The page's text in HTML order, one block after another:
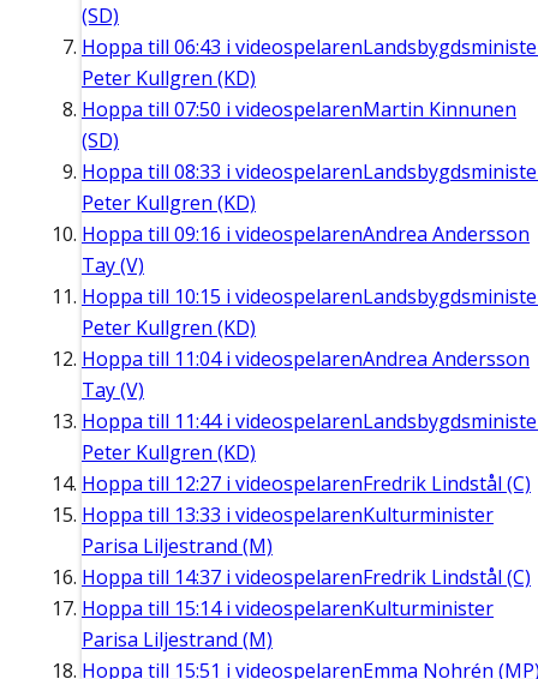
(SD)
Hoppa till 06:43 i videospelaren
Peter Kullgren (KD)
Hoppa till 07:50 i videospelarenMartin Kinnunen
(SD)
Hoppa till 08:33 i videospelaren
Peter Kullgren (KD)
Hoppa till 09:16 i videospelarenAndrea Andersson
Tay (V)
Hoppa till 10:15 i videospelaren
Peter Kullgren (KD)
Hoppa till 11:04i videospelarenAndrea Andersson
Tay (V)
Hoppa till 11:44i videospelaren
Peter Kullgren (KD)
Hoppa till 12:27 i videospelarenFredrik Lindstål (C)
Hoppa till 13:33 i videospelarenKulturminister
Parisa Liljestrand (M)
Hoppa till 14:37 i videospelarenFredrik Lindstål (C)
Hoppa till 15:14i videospelarenKulturminister
Parisa Liljestrand (M)
Hoppa till 15:51 i videospelarenEmma Nohrén